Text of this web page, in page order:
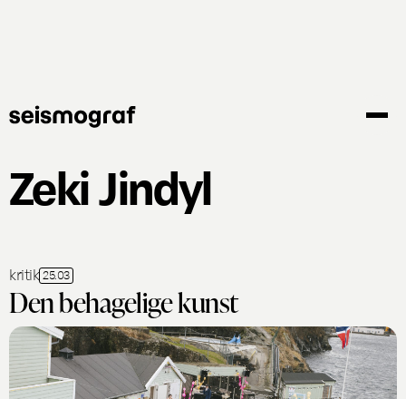
Zeki Jindyl
kritik 25.03
Den behagelige kunst